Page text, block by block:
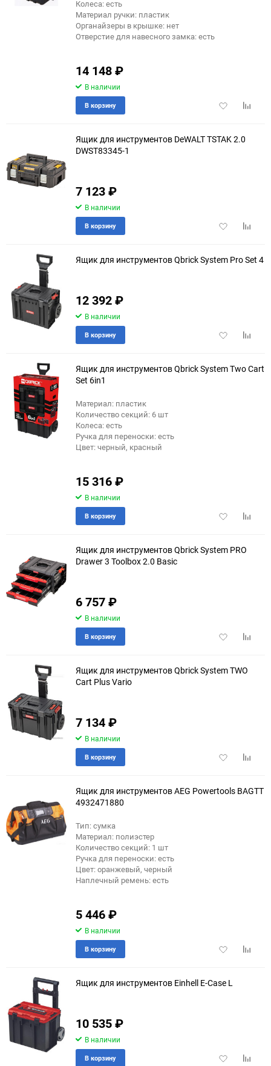
Колеса: есть
Материал ручки: пластик
Органайзеры в крышке: нет
Отверстие для навесного замка: есть
14 148₽
В наличии
Добавить
В корзину
Ящик для инструментов DeWALT TSTAK 2.0
DWST83345-1
7 123₽
В наличии
Добавить
В корзину
Ящик для инструментов Qbrick System Pro Set 4
12 392₽
В наличии
Добавить
В корзину
еще 7 фото
Ящик для инструментов Qbrick System Two Cart
Set 6in1
Материал: пластик
Количество секций: 6 шт
Колеса: есть
Ручка для переноски: есть
Цвет: черный, красный
15 316₽
В наличии
Добавить
В корзину
Ящик для инструментов Qbrick System PRO
Drawer 3 Toolbox 2.0 Basic
6 757₽
В наличии
Добавить
В корзину
еще 8 фото
Ящик для инструментов Qbrick System TWO
Cart Plus Vario
7 134₽
В наличии
Добавить
В корзину
Ящик для инструментов AEG Powertools BAGTT
4932471880
Тип: сумка
Материал: полиэстер
Количество секций: 1 шт
Ручка для переноски: есть
Цвет: оранжевый, черный
Наплечный ремень: есть
5 446₽
В наличии
Добавить
В корзину
Ящик для инструментов Einhell E-Case L
10 535₽
В наличии
Добавить
В корзину